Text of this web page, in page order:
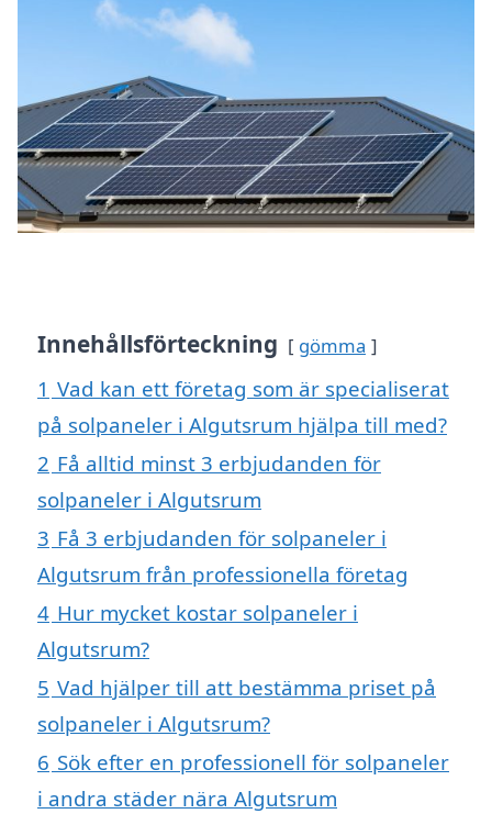
Innehållsförteckning gömma
1 Vad kan ett företag som är specialiserat
på solpaneler i Algutsrum hjälpa till med?
2 Få alltid minst 3 erbjudanden för
solpaneler i Algutsrum
3 Få 3 erbjudanden för solpaneler i
Algutsrum från professionella företag
4 Hur mycket kostar solpaneler i
Algutsrum?
5 Vad hjälper till att bestämma priset på
solpaneler i Algutsrum?
6 Sök efter en professionell för solpaneler
i andra städer nära Algutsrum